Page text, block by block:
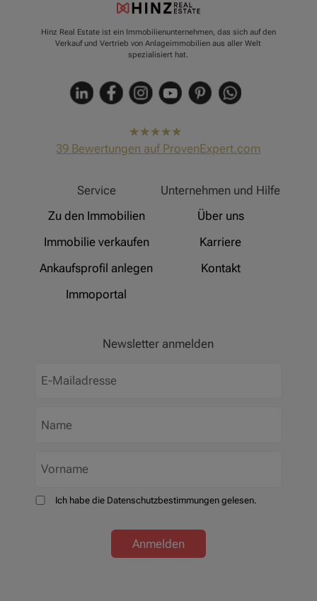
Hinz Real Estate ist ein Immobilienunternehmen, das sich auf den
Verkauf und Vertrieb von Anlageimmobilien aus aller Welt
spezialisiert hat.
hat4,91
von5
39 Bewertungen auf ProvenExpert.com
Service
Zu den Immobilien
Immobilie verkaufen
Ankaufsprofil anlegen
Immoportal
Unternehmen und Hilfe
Über uns
Karriere
Kontakt
Newsletter anmelden
Ich habe die Datenschutzbestimmungen gelesen.
Anmelden